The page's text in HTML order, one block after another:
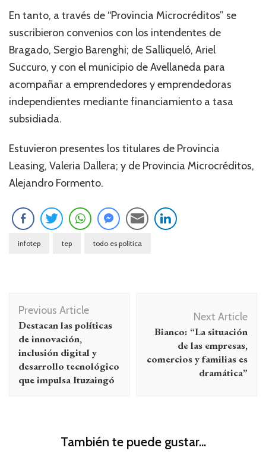
En tanto, a través de “Provincia Microcréditos” se
suscribieron convenios con los intendentes de
Bragado, Sergio Barenghi; de Salliqueló, Ariel
Succuro, y con el municipio de Avellaneda para
acompañar a emprendedores y emprendedoras
independientes mediante financiamiento a tasa
subsidiada.
Estuvieron presentes los titulares de Provincia
Leasing, Valeria Dallera; y de Provincia Microcréditos,
Alejandro Formento.
infotep tep todo es politica
Navegación
de
entradas
Previous Article
Destacan las políticas
de innovación,
inclusión digital y
desarrollo tecnológico
que impulsa Ituzaingó
Next Article
Bianco: “La situación
de las empresas,
comercios y familias es
dramática”
También te puede gustar...